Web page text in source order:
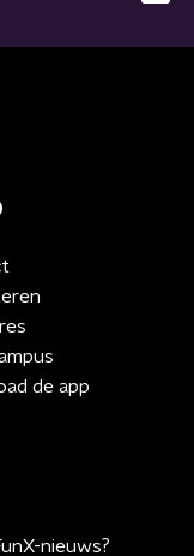
de app
nieuws?